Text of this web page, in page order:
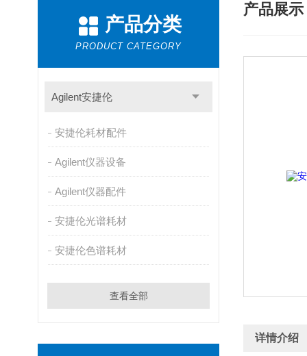
产品分类
PRODUCT CATEGORY
Agilent安捷伦
安捷伦耗材配件
Agilent仪器设备
Agilent仪器配件
安捷伦光谱耗材
安捷伦色谱耗材
查看全部
产品展示
详情介绍